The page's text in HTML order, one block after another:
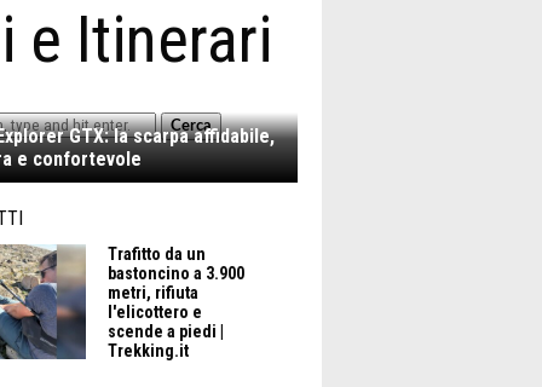
e Itinerari
Cerca
GTX: la scarpa affidabile,
e confortevole
Trafitto da un
bastoncino a 3.900
metri, rifiuta
l'elicottero e
scende a piedi |
Trekking.it